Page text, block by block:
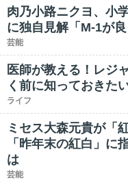
肉乃小路ニクヨ、小
に独自見解「M-1が
芸能
医師が教える！レジ
く前に知っておきた
ライフ
ミセス大森元貴が「
「昨年末の紅白」に
は
芸能